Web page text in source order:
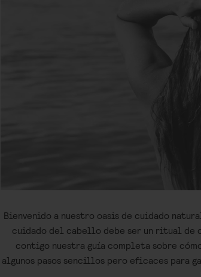
Bienvenido a nuestro oasis de cuidado
cuidado del cabello debe ser un ritual de
contigo nuestra guía completa sobre
algunos pasos sencillos pero eficaces para